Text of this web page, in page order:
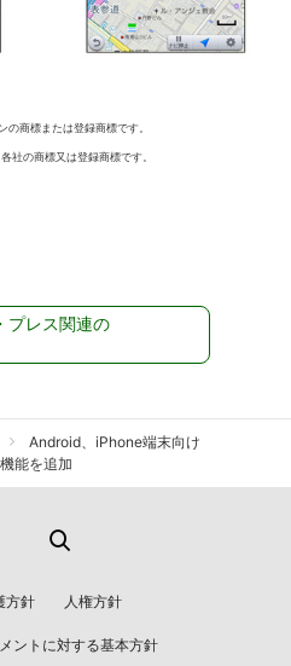
の商標または登録商標です。
社の商標又は登録商標です。
プレス関連の
Android、iPhone端末向け
能を追加
方針 人権方針
ントに対する基本方針